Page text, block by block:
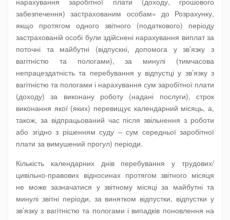
забезпечення) застрахованим особам» до Розрахунку,
якщо протягом одного звітного (податкового) періоду
застрахованій особі були здійснені нарахування виплат за
поточні та майбутні (відпускні, допомога у зв’язку з
вагітністю та пологами), за минулі (тимчасова
непрацездатність та перебування у відпустці у зв’язку з
вагітністю та пологами і нарахування сум заробітної плати
(доходу) за виконану роботу (надані послуги), строк
виконання якої (яких) перевищує календарний місяць, а,
також, за відпрацьований час після звільнення з роботи
або згідно з рішенням суду – сум середньої заробітної
плати за вимушений прогул) періоди.
Кількість календарних днів перебування у трудових/
цивільно-правових відносинах протягом звітного місяця
не може зазначатися у звітному місяці за майбутні та
минулі звітні періоди, за винятком відпустки, відпустки у
зв’язку з вагітністю та пологами і випадків поновлення на